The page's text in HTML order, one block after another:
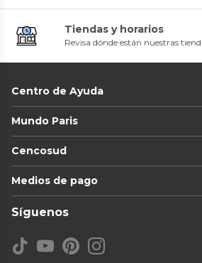
Tiendas y horarios
Revisa dónde están nuestras
Centro de Ayuda
Mundo Paris
Cencosud
Medios de pago
Síguenos